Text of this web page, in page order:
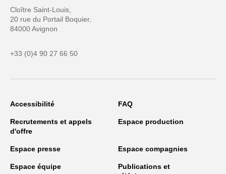
Cloître Saint-Louis,
20 rue du Portail Boquier,
84000 Avignon
+33 (0)4 90 27 66 50
Accessibilité FAQ
Recrutements et appels
d'offre
Espace production
Espace presse Espace compagnies
Espace équipe
Publications et